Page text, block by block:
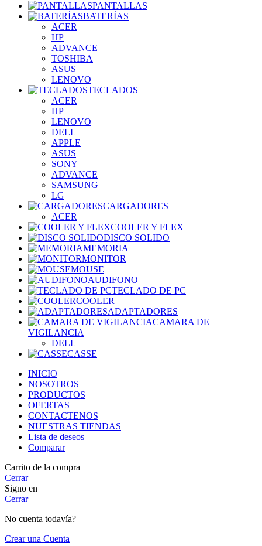
PANTALLAS
BATERÍAS
ACER
HP
ADVANCE
TOSHIBA
ASUS
LENOVO
TECLADOS
ACER
HP
LENOVO
DELL
APPLE
ASUS
SONY
ADVANCE
SAMSUNG
LG
CARGADORES
ACER
COOLER Y FLEX
DISCO SOLIDO
MEMORIA
MONITOR
MOUSE
AUDIFONO
TECLADO DE PC
COOLER
ADAPTADORES
CAMARA DE
VIGILANCIA
DELL
CASSE
INICIO
NOSOTROS
PRODUCTOS
OFERTAS
CONTACTENOS
NUESTRAS TIENDAS
Lista de deseos
Comparar
Carrito de la compra
Cerrar
Signo en
Cerrar
No cuenta todavía?
Crear una Cuenta